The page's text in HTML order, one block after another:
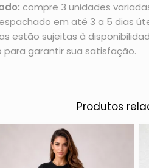
compre 3 unidades
em até 3 a 5 dias
estão sujeitas à
garantir sua satisfação.
Produtos